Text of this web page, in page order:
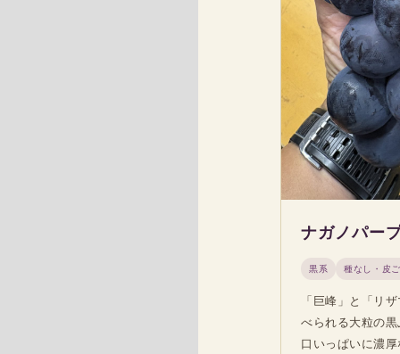
ナガノパー
黒系 種なし・皮
「巨峰」と「リ
べられる大粒の
口いっぱいに濃